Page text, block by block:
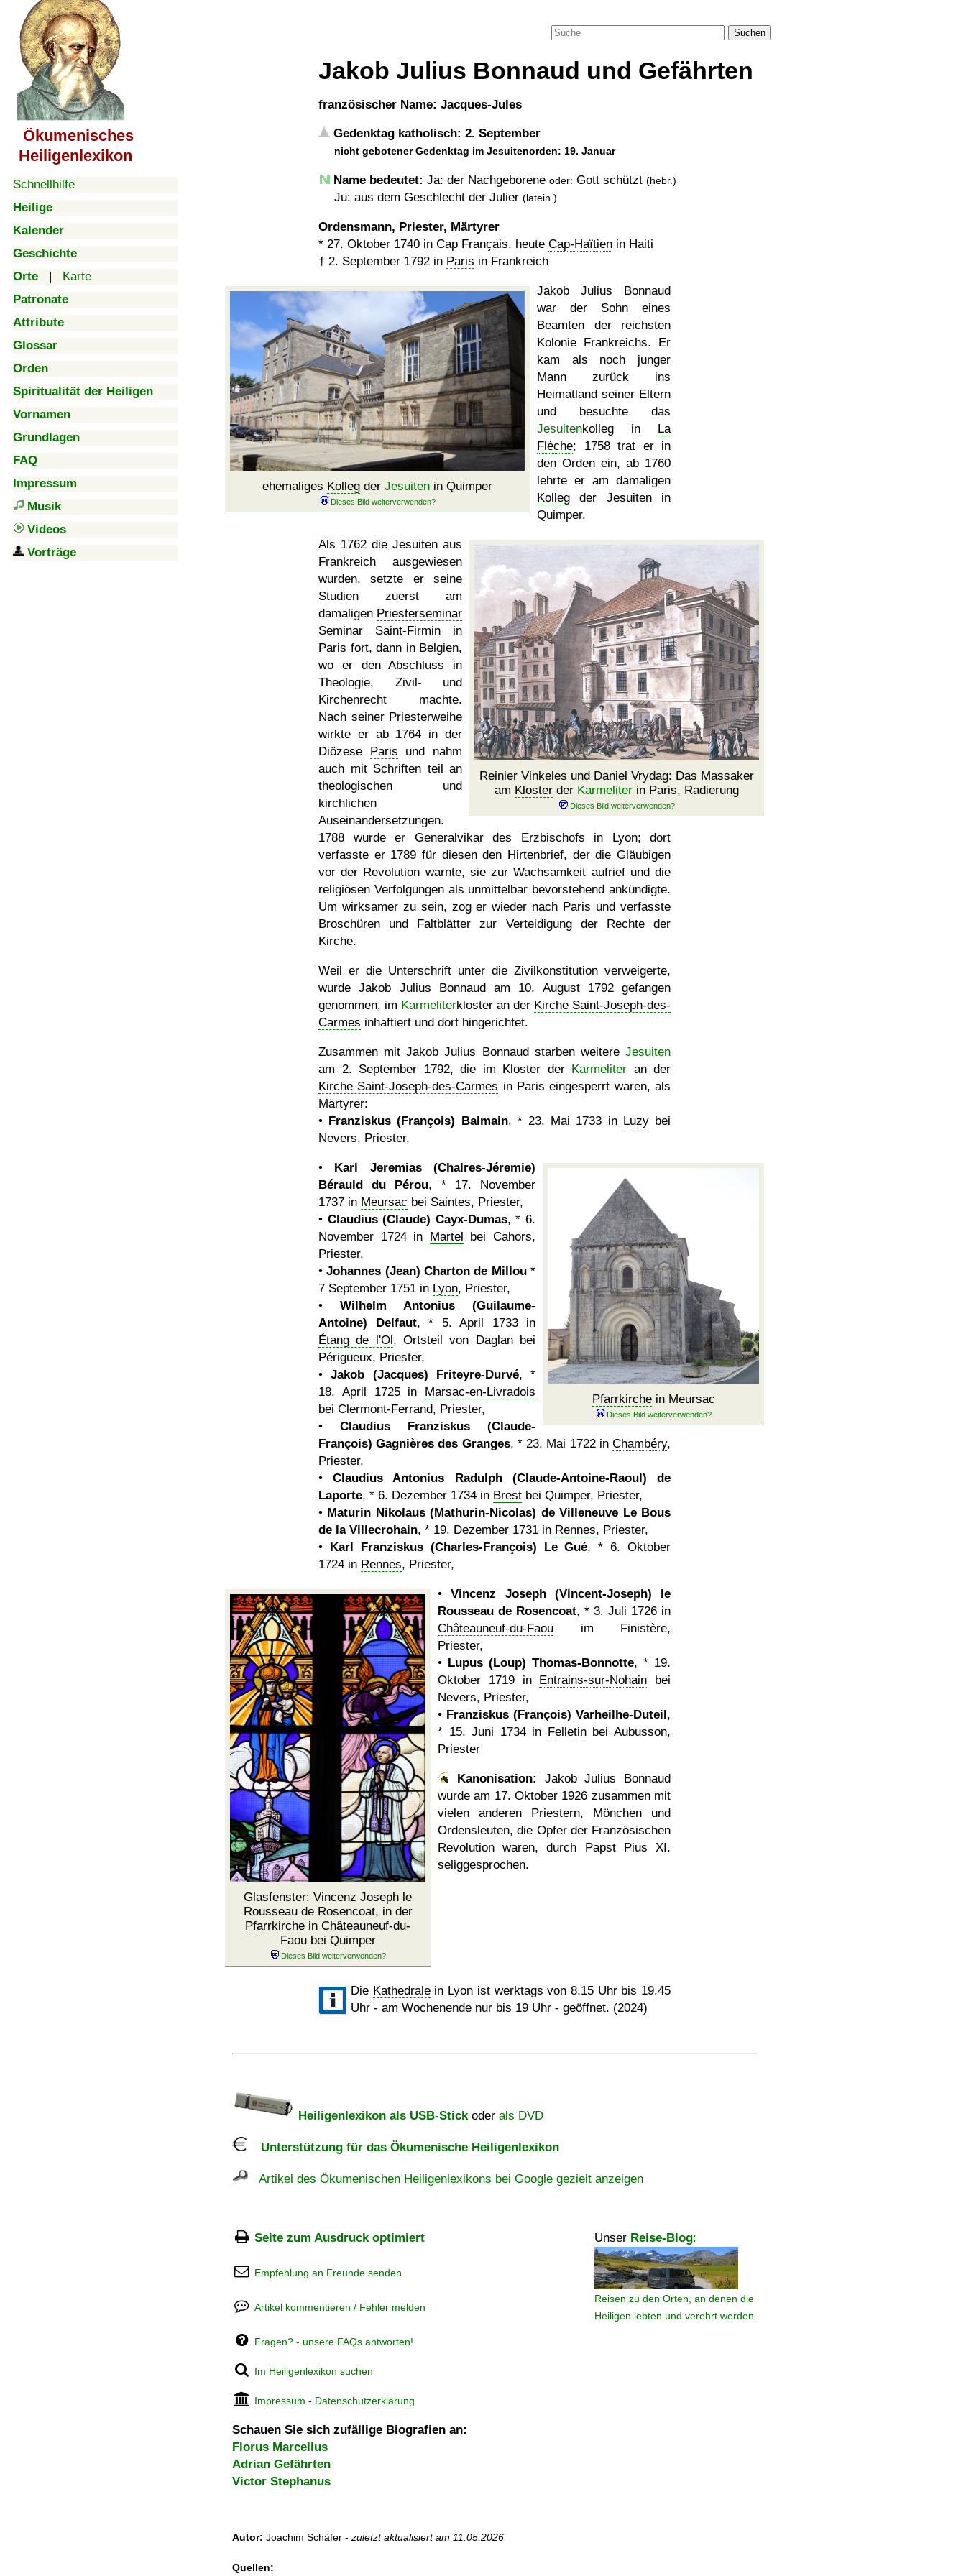
Ökumenisches
Heiligenlexikon
Schnellhilfe
Heilige
Kalender
Geschichte
Orte | Karte
Patronate
Attribute
Glossar
Orden
Spiritualität der Heiligen
Vornamen
Grundlagen
FAQ
Impressum
Musik
Videos
Vorträge
Suchen
Jakob Julius Bonnaud und Gefährten
französischer Name: Jacques-Jules
Gedenktag katholisch: 2. September
nicht gebotener Gedenktag im Jesuitenorden: 19. Januar
Name bedeutet: Ja: der Nachgeborene oder: Gott schützt (hebr.)
Ju: aus dem Geschlecht der Julier (latein.)
Ordensmann, Priester, Märtyrer
* 27. Oktober 1740 in Cap Français, heute Cap-Haïtien in Haiti
† 2. September 1792 in Paris in Frankreich
ehemaliges Kolleg der Jesuiten in Quimper
Jakob Julius Bonnaud
war der Sohn eines
Beamten der reichsten
Kolonie Frankreichs. Er
kam als noch junger
Mann zurück ins
Heimatland seiner Eltern
und besuchte das
Jesuitenkolleg in La
Flèche; 1758 trat er in
den Orden ein, ab 1760
lehrte er am damaligen
Kolleg der Jesuiten in
Quimper.
Reinier Vinkeles und Daniel Vrydag: Das Massaker
am Kloster der Karmeliter in Paris, Radierung
Als 1762 die Jesuiten aus
Frankreich ausgewiesen
wurden, setzte er seine
Studien zuerst am
damaligen Priesterseminar
Seminar Saint-Firmin in
Paris fort, dann in Belgien,
wo er den Abschluss in
Theologie, Zivil- und
Kirchenrecht machte.
Nach seiner Priesterweihe
wirkte er ab 1764 in der
Diözese Paris und nahm
auch mit Schriften teil an
theologischen und
kirchlichen
Auseinandersetzungen.
1788 wurde er Generalvikar des Erzbischofs in Lyon; dort
verfasste er 1789 für diesen den Hirtenbrief, der die Gläubigen
vor der Revolution warnte, sie zur Wachsamkeit aufrief und die
religiösen Verfolgungen als unmittelbar bevorstehend ankündigte.
Um wirksamer zu sein, zog er wieder nach Paris und verfasste
Broschüren und Faltblätter zur Verteidigung der Rechte der
Kirche.
Weil er die Unterschrift unter die Zivilkonstitution verweigerte,
wurde Jakob Julius Bonnaud am 10. August 1792 gefangen
genommen, im Karmeliterkloster an der Kirche Saint-Joseph-des-
Carmes inhaftiert und dort hingerichtet.
Zusammen mit Jakob Julius Bonnaud starben weitere Jesuiten
am 2. September 1792, die im Kloster der Karmeliter an der
Kirche Saint-Joseph-des-Carmes in Paris eingesperrt waren, als
Märtyrer:
• Franziskus (François) Balmain, * 23. Mai 1733 in Luzybei
Nevers, Priester,
Pfarrkirchein Meursac
• Karl Jeremias (Chalres-Jéremie)
Bérauld du Pérou, * 17. November
1737 in Meursac bei Saintes, Priester,
• Claudius (Claude) Cayx-Dumas, * 6.
November 1724 in Martel bei Cahors,
Priester,
•Johannes (Jean) Charton de Millou*
7 September 1751 in Lyon, Priester,
• Wilhelm Antonius (Guilaume-
Antoine) Delfaut, * 5. April 1733 in
Étang de l'Ol, Ortsteil von Daglan bei
Périgueux, Priester,
•Jakob (Jacques) Friteyre-Durvé, *
18. April 1725 in Marsac-en-Livradois
bei Clermont-Ferrand, Priester,
• Claudius Franziskus (Claude-
François) Gagnières des Granges, * 23. Mai 1722 inChambéry,
Priester,
•Claudius Antonius Radulph (Claude-Antoine-Raoul) de
Laporte, * 6. Dezember 1734 in Brest bei Quimper, Priester,
• Maturin Nikolaus (Mathurin-Nicolas) de Villeneuve Le Bous
de la Villecrohain, * 19. Dezember 1731 in Rennes, Priester,
• Karl Franziskus (Charles-François) Le Gué, * 6. Oktober
1724 in Rennes, Priester,
Glasfenster: Vincenz Joseph le
Rousseau de Rosencoat, in der
Pfarrkirche in Châteauneuf-du-
Faou bei Quimper
•Vincenz Joseph (Vincent-Joseph) le
Rousseau de Rosencoat, * 3. Juli 1726 in
Châteauneuf-du-Faou im Finistère,
Priester,
• Lupus (Loup) Thomas-Bonnotte, * 19.
Oktober 1719 in Entrains-sur-Nohain bei
Nevers, Priester,
• Franziskus (François) Varheilhe-Duteil,
* 15. Juni 1734 in Felletinbei Aubusson,
Priester
Kanonisation: Jakob Julius Bonnaud
wurde am 17. Oktober 1926 zusammen mit
vielen anderen Priestern, Mönchen und
Ordensleuten, die Opfer der Französischen
Revolution waren, durch Papst Pius XI.
seliggesprochen.
Die Kathedralein Lyon ist werktags von 8.15 Uhr bis 19.45
Uhr - am Wochenende nur bis 19 Uhr - geöffnet. (2024)
Heiligenlexikon als USB-Stickoder als DVD
Unterstützung für das Ökumenische Heiligenlexikon
Artikel des Ökumenischen Heiligenlexikons bei Google gezielt anzeigen
Seite zum Ausdruck optimiert Unser Reise-Blog:
Reisen zu den Orten, an denen die
Heiligen lebten und verehrt werden.
Empfehlung an Freunde senden
Artikel kommentieren / Fehler melden
Fragen? - unsere FAQs antworten!
Im Heiligenlexikon suchen
Impressum - Datenschutzerklärung
Schauen Sie sich zufällige Biografien an:
Florus Marcellus
Adrian Gefährten
Victor Stephanus
Autor: Joachim Schäfer - zuletzt aktualisiert am 11.05.2026
Quellen: